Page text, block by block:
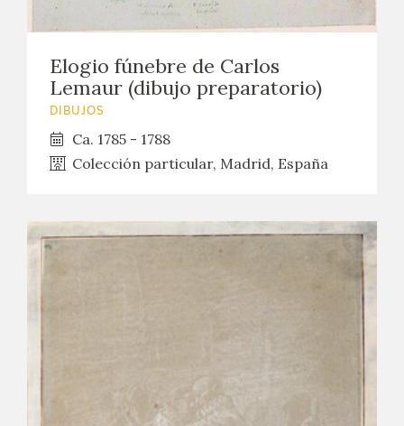
Elogio fúnebre de Carlos
Lemaur (dibujo preparatorio)
DIBUJOS
Ca. 1785 - 1788
Colección particular, Madrid, España